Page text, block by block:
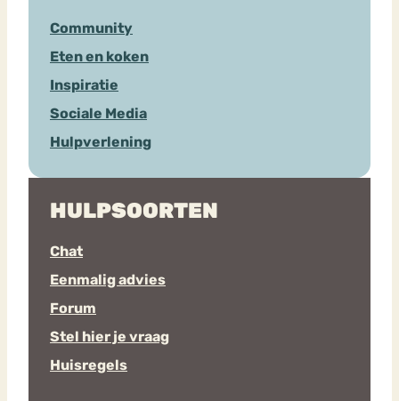
Community
Eten en koken
Inspiratie
Sociale Media
Hulpverlening
HULPSOORTEN
Chat
Eenmalig advies
Forum
Stel hier je vraag
Huisregels